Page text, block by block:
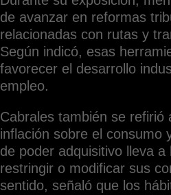
de avanzar en reformas
relacionadas con rutas y
Según indicó, esas
favorecer el desarrollo
empleo.
Cabrales también se refirió
inflación sobre el consumo
de poder adquisitivo lleva a
restringir o modificar sus
sentido, señaló que los